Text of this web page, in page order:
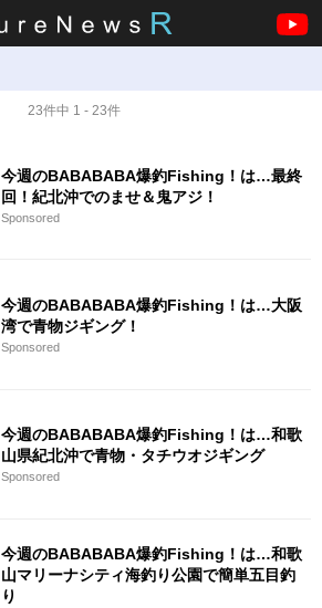
23件中 1 - 23件
今週のBABABABA爆釣Fishing！は…最終
回！紀北沖でのませ＆鬼アジ！
Sponsored
今週のBABABABA爆釣Fishing！は…大阪
湾で青物ジギング！
Sponsored
今週のBABABABA爆釣Fishing！は…和歌
山県紀北沖で青物・タチウオジギング
Sponsored
今週のBABABABA爆釣Fishing！は…和歌
山マリーナシティ海釣り公園で簡単五目釣
り